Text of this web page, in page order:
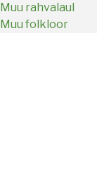
Muu rahvalaul
Muu folkloor